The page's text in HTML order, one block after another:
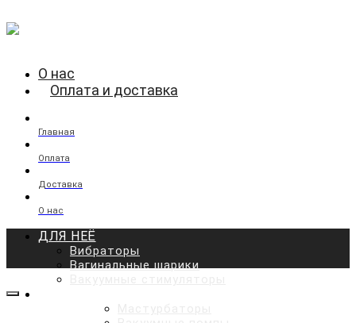
О нас
Оплата и доставка
Главная
Оплата
Доставка
О нас
ДЛЯ НЕЁ
Вибраторы
Вагинальные шарики